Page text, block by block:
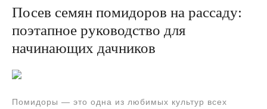
Посев семян помидоров на рассаду:
поэтапное руководство для
начинающих дачников
Помидоры — это одна из любимых культур всех